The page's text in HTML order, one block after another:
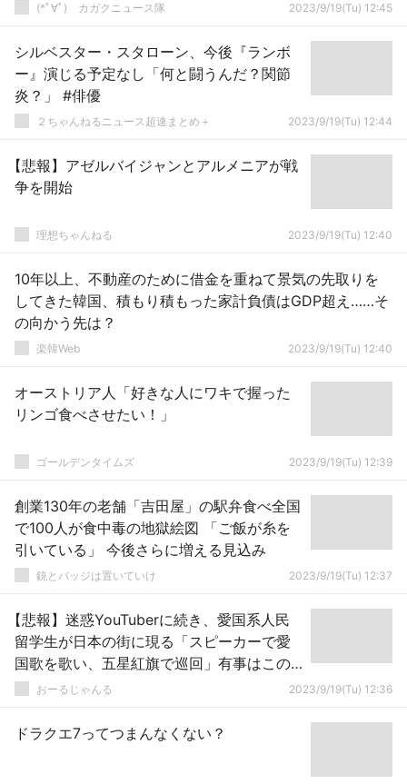
(*ﾟ∀ﾟ)ゞカガクニュース隊 2023/9/19(Tu) 12:45
シルベスター・スタローン、今後『ランボ
ー』演じる予定なし「何と闘うんだ？関節
炎？」 #俳優
２ちゃんねるニュース超速まとめ＋ 2023/9/19(Tu) 12:44
【悲報】アゼルバイジャンとアルメニアが戦
争を開始
理想ちゃんねる 2023/9/19(Tu) 12:40
10年以上、不動産のために借金を重ねて景気の先取りを
してきた韓国、積もり積もった家計負債はGDP超え……そ
の向かう先は？
楽韓Web 2023/9/19(Tu) 12:40
オーストリア人「好きな人にワキで握った
リンゴ食べさせたい！」
ゴールデンタイムズ 2023/9/19(Tu) 12:39
創業130年の老舗「吉田屋」の駅弁食べ全国
で100人が食中毒の地獄絵図 「ご飯が糸を
引いている」 今後さらに増える見込み
銃とバッジは置いていけ 2023/9/19(Tu) 12:37
【悲報】迷惑YouTuberに続き、愛国系人民
留学生が日本の街に現る「スピーカーで愛
国歌を歌い、五星紅旗で巡回」有事はこの
ような人達が破壊活動？
おーるじゃんる 2023/9/19(Tu) 12:36
ドラクエ7ってつまんなくない？